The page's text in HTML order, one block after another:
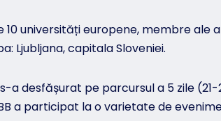
10 universități europene, membre ale
Ljubljana, capitala Sloveniei.
a desfășurat pe parcursul a 5 zile
a participat la o varietate de